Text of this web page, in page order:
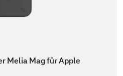
Melia Mag für Apple